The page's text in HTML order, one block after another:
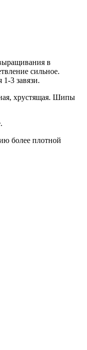
в
сильное.
3 завязи.
хрустящая. Шипы
более плотной